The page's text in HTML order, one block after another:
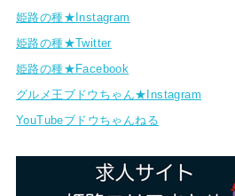
姫路の種★Instagram
姫路の種★Twitter
姫路の種★Facebook
グルメ王ブドウちゃん★Instagram
YouTubeブドウちゃんねる